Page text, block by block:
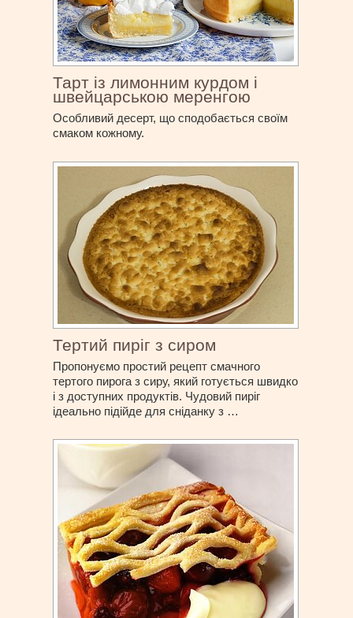
Тарт із лимонним курдом і
швейцарською меренгою
Особливий десерт, що сподобається своїм
смаком кожному.
Тертий пиріг з сиром
Пропонуємо простий рецепт смачного
тертого пирога з сиру, який готується швидко
і з доступних продуктів. Чудовий пиріг
ідеально підійде для сніданку з …